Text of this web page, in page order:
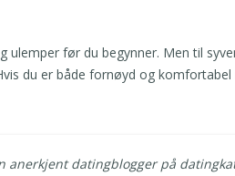
før du begynner. Men til
du er både fornøyd og komfortabel
anerkjent datingblogger på